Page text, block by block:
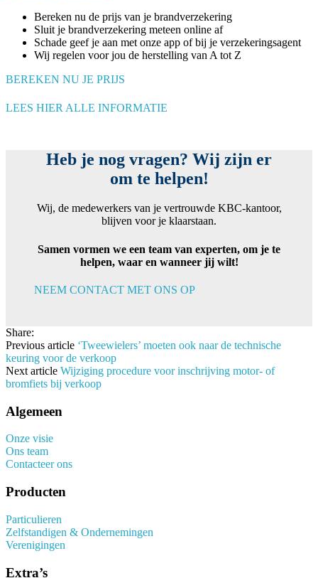
Bereken nu de prijs van je brandverzekering
Sluit je brandverzekering meteen online af
Schade geef je aan met onze app of bij je verzekeringsagent
Wij regelen voor jou de herstelling van A tot Z
BEREKEN NU JE PRIJS
LEES HIER ALLE INFORMATIE
Heb je nog vragen? Wij zijn er
om te helpen!
Wij, de medewerkers van je vertrouwde KBC-kantoor,
blijven voor je klaarstaan.
Samen vormen we een team van experten, om je te
helpen, waar en wanneer jij wilt!
NEEM CONTACT MET ONS OP
Share:
Previous article ‘Tweewielers’ moeten ook naar de technische
keuring voor de verkoop
Next article Wijziging procedure voor inschrijving motor- of
bromfiets bij verkoop
Algemeen
Onze visie
Ons team
Contacteer ons
Producten
Particulieren
Zelfstandigen & Ondernemingen
Verenigingen
Extra’s